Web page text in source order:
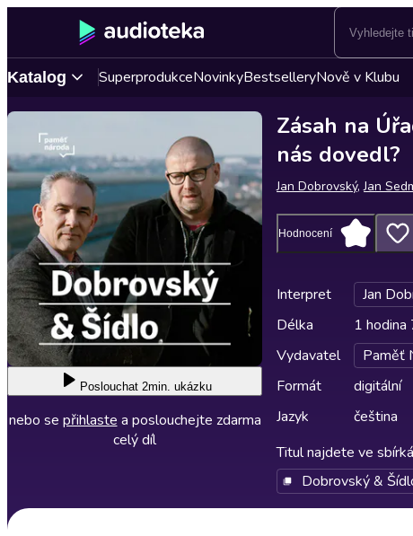
Katalog SuperprodukceNovinkyBestselleryNově v Klubu
Poslouchat 2min. ukázku
nebo se přihlaste a poslouchejte zdarma
celý díl
Zásah na
nás dovedl?
Jan Dobrovský, Jan
Hodnocení
Interpret Jan
Délka
1 hodina
Vydavatel
Paměť
Formát
digitální
Jazyk
čeština
Titul najdete ve
Dobrovský &